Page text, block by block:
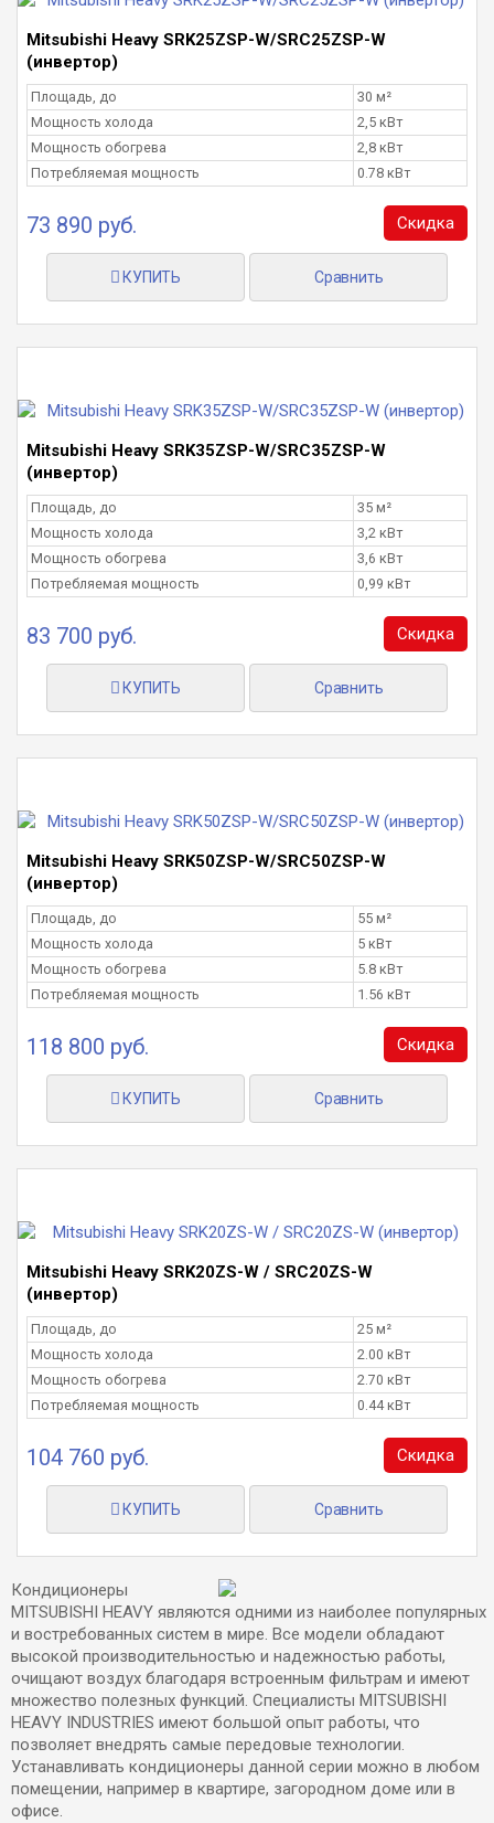
Mitsubishi Heavy SRK25ZSP-W/SRC25ZSP-W
(инвертор)
Площадь, до
30 м²
Мощность холода
2,5 кВт
Мощность обогрева
2,8 кВт
Потребляемая мощность
0.78 кВт
73 890 руб. Скидка
КУПИТЬ Сравнить
Mitsubishi Heavy SRK35ZSP-W/SRC35ZSP-W
(инвертор)
Площадь, до
35 м²
Мощность холода
3,2 кВт
Мощность обогрева
3,6 кВт
Потребляемая мощность
0,99 кВт
83 700 руб. Скидка
КУПИТЬ Сравнить
Mitsubishi Heavy SRK50ZSP-W/SRC50ZSP-W
(инвертор)
Площадь, до
55 м²
Мощность холода
5 кВт
Мощность обогрева
5.8 кВт
Потребляемая мощность
1.56 кВт
118 800 руб. Скидка
КУПИТЬ Сравнить
Mitsubishi Heavy SRK20ZS-W / SRC20ZS-W
(инвертор)
Площадь, до
25 м²
Мощность холода
2.00 кВт
Мощность обогрева
2.70 кВт
Потребляемая мощность
0.44 кВт
104 760 руб. Скидка
КУПИТЬ Сравнить
Кондиционеры
MITSUBISHI HEAVY являются одними из наиболее популярных
и востребованных систем в мире. Все модели обладают
высокой производительностью и надежностью работы,
очищают воздух благодаря встроенным фильтрам и имеют
множество полезных функций. Специалисты MITSUBISHI
HEAVY INDUSTRIES имеют большой опыт работы, что
позволяет внедрять самые передовые технологии.
Устанавливать кондиционеры данной серии можно в любом
помещении, например в квартире, загородном доме или в
офисе.